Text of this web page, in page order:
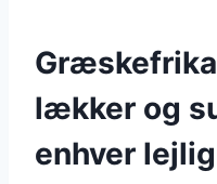
lækker og
enhver